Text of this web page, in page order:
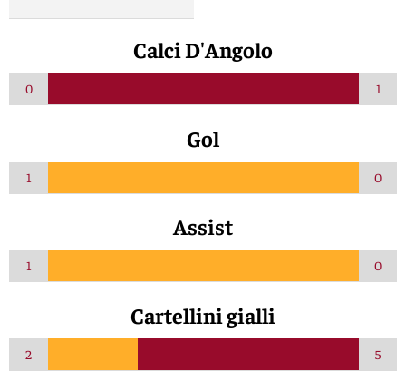
Calci D'Angolo
0 1
Gol
1 0
Assist
1 0
Cartellini gialli
2 5